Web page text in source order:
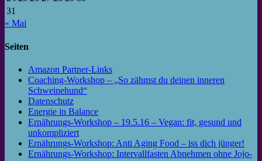
31
« Mai
Seiten
Amazon Partner-Links
Coaching-Workshop – „So zähmst du deinen inneren
Schweinehund“
Datenschutz
Energie in Balance
Ernährungs-Workshop – 19.5.16 – Vegan: fit, gesund und
unkompliziert
Ernährungs-Workshop: Anti Aging Food – iss dich jünger!
Ernährungs-Workshop: Intervallfasten Abnehmen ohne Jojo-